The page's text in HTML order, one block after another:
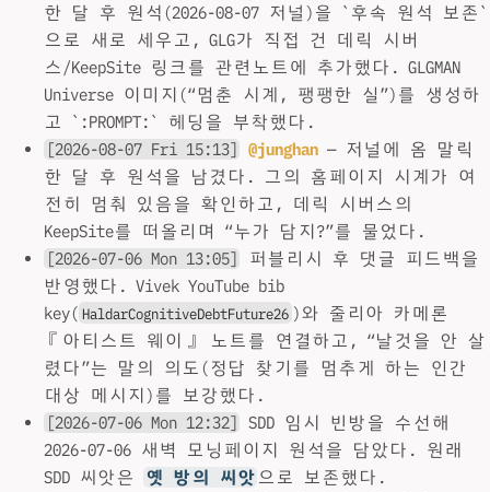
한 달 후 원석(2026-08-07 저널)을 `후속 원석 보존`
으로 새로 세우고, GLG가 직접 건 데릭 시버
스/KeepSite 링크를 관련노트에 추가했다. GLGMAN
Universe 이미지(“멈춘 시계, 팽팽한 실”)를 생성하
고 `:PROMPT:` 헤딩을 부착했다.
[2026-08-07 Fri 15:13] @junghan — 저널에 옴 말릭
한 달 후 원석을 남겼다. 그의 홈페이지 시계가 여
전히 멈춰 있음을 확인하고, 데릭 시버스의
KeepSite를 떠올리며 “누가 담지?”를 물었다.
[2026-07-06 Mon 13:05]
퍼블리시 후 댓글 피드백을
반영했다. Vivek YouTube bib
key( HaldarCognitiveDebtFuture26 )와 줄리아 카메론
『아티스트 웨이』 노트를 연결하고, “날것을 안 살
렸다”는 말의 의도(정답 찾기를 멈추게 하는 인간
대상 메시지)를 보강했다.
[2026-07-06 Mon 12:32] SDD 임시 빈방을 수선해
2026-07-06 새벽 모닝페이지 원석을 담았다. 원래
SDD 씨앗은
옛 방의 씨앗 으로 보존했다.